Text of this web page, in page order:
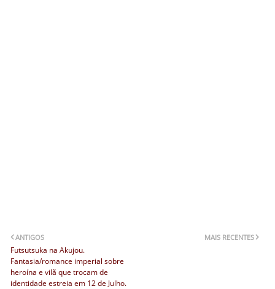
MAIS RECENTES
ANTIGOS
Futsutsuka na Akujou.
Fantasia/romance imperial sobre
heroína e vilã que trocam de
identidade estreia em 12 de Julho.